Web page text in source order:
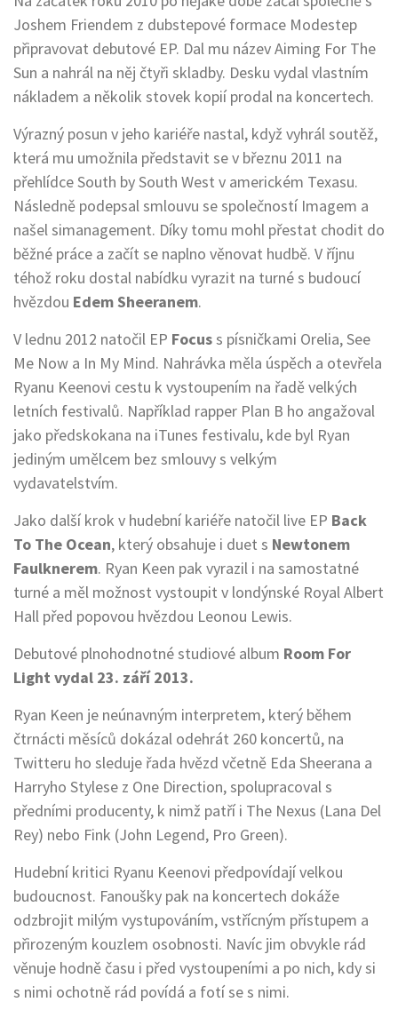
Joshem Friendem z dubstepové formace Modestep
připravovat debutové EP. Dal mu název Aiming For The
Sun a nahrál na něj čtyři skladby. Desku vydal vlastním
nákladem a několik stovek kopií prodal na koncertech.
Výrazný posun v jeho kariéře nastal, když vyhrál soutěž,
která mu umožnila představit se v březnu 2011 na
přehlídce South by South West v americkém Texasu.
Následně podepsal smlouvu se společností Imagem a
našel simanagement. Díky tomu mohl přestat chodit do
běžné práce a začít se naplno věnovat hudbě. V říjnu
téhož roku dostal nabídku vyrazit na turné s budoucí
hvězdou Edem Sheeranem.
V lednu 2012 natočil EP Focuss písničkami Orelia, See
Me Now a In My Mind. Nahrávka měla úspěch a otevřela
Ryanu Keenovi cestu k vystoupením na řadě velkých
letních festivalů. Například rapper Plan B ho angažoval
jako předskokana na iTunes festivalu, kde byl Ryan
jediným umělcem bez smlouvy s velkým
vydavatelstvím.
Jako další krok v hudební kariéře natočil live EP Back
To The Ocean, který obsahuje i duet s Newtonem
Faulknerem. Ryan Keen pak vyrazil i na samostatné
turné a měl možnost vystoupit v londýnské Royal Albert
Hall před popovou hvězdou Leonou Lewis.
Debutové plnohodnotné studiové album Room For
Light vydal 23. září 2013.
Ryan Keen je neúnavným interpretem, který během
čtrnácti měsíců dokázal odehrát 260 koncertů, na
Twitteru ho sleduje řada hvězd včetně Eda Sheerana a
Harryho Stylese z One Direction, spolupracoval s
předními producenty, k nimž patří i The Nexus (Lana Del
Rey) nebo Fink (John Legend, Pro Green).
Hudební kritici Ryanu Keenovi předpovídají velkou
budoucnost. Fanoušky pak na koncertech dokáže
odzbrojit milým vystupováním, vstřícným přístupem a
přirozeným kouzlem osobnosti. Navíc jim obvykle rád
věnuje hodně času i před vystoupeními a po nich, kdy si
s nimi ochotně rád povídá a fotí se s nimi.